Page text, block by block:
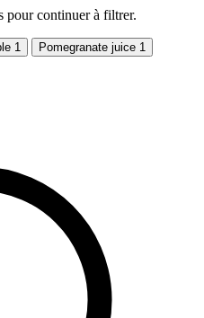
pour continuer à filtrer.
1 Pomegranate juice 1